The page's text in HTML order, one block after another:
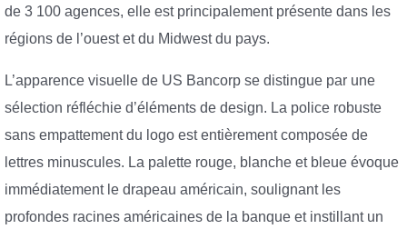
de 3 100 agences, elle est principalement présente dans les
régions de l’ouest et du Midwest du pays.
L’apparence visuelle de US Bancorp se distingue par une
sélection réfléchie d’éléments de design. La police robuste
sans empattement du logo est entièrement composée de
lettres minuscules. La palette rouge, blanche et bleue évoque
immédiatement le drapeau américain, soulignant les
profondes racines américaines de la banque et instillant un